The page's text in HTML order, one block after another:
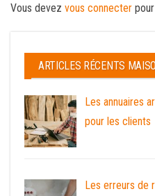
Vous devez vous connecter
ARTICLES RÉCENTS
Les annuaires
pour les clients
Les erreurs de